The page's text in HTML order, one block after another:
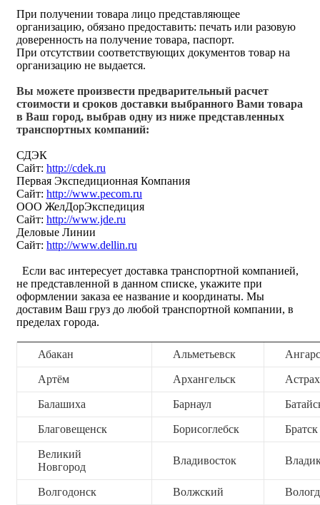
При получении товара лицо представляющее
организацию, обязано предоставить: печать или разовую
доверенность на получение товара, паспорт.
При отсутствии соответствующих документов товар на
организацию не выдается.
Вы можете произвести предварительный расчет
стоимости и сроков доставки выбранного Вами товара
в Ваш город, выбрав одну из ниже представленных
транспортных компаний:
СДЭК
Сайт: http://cdek.ru
Первая Экспедиционная Компания
Сайт: http://www.pecom.ru
ООО ЖелДорЭкспедиция
Сайт: http://www.jde.ru
Деловые Линии
Сайт: http://www.dellin.ru
Если вас интересует доставка транспортной компанией,
не представленной в данном списке, укажите при
оформлении заказа ее название и координаты. Мы
доставим Ваш груз до любой транспортной компании, в
пределах города.
Абакан Альметьевск
Артём Архангельск
Балашиха Барнаул
Благовещенск Борисоглебск Братск
Великий
Новгород
Владивосток
Волгодонск Волжский